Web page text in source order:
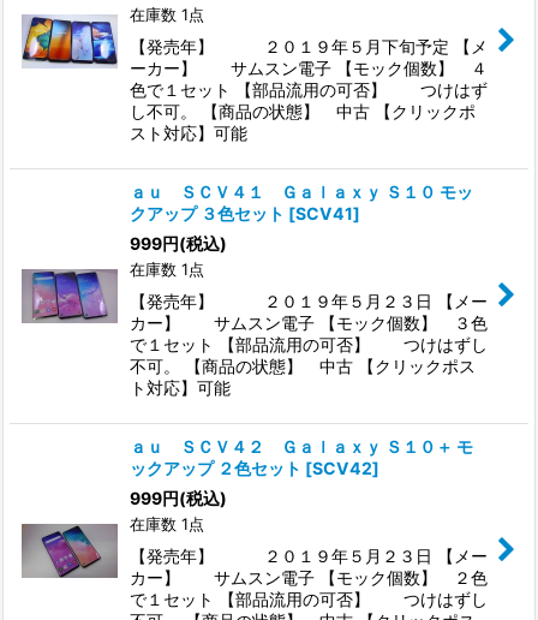
在庫数 1点
【発売年】 ２０１９年５月下旬予定 【メ
ーカー】 サムスン電子 【モック個数】 ４
色で１セット 【部品流用の可否】 つけはず
し不可。 【商品の状態】 中古 【クリックポ
スト対応】可能
ａｕ ＳＣＶ４１ Ｇａｌａｘｙ Ｓ１０ モッ
クアップ ３色セット [SCV41]
999円(税込)
在庫数 1点
【発売年】 ２０１９年５月２３日 【メー
カー】 サムスン電子 【モック個数】 ３色
で１セット 【部品流用の可否】 つけはずし
不可。 【商品の状態】 中古 【クリックポス
ト対応】可能
ａｕ ＳＣＶ４２ Ｇａｌａｘｙ Ｓ１０＋ モ
ックアップ ２色セット [SCV42]
999円(税込)
在庫数 1点
【発売年】 ２０１９年５月２３日 【メー
カー】 サムスン電子 【モック個数】 ２色
で１セット 【部品流用の可否】 つけはずし